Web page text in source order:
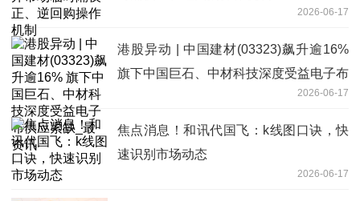
2026-06-17
港股异动 | 中国建材(03323)飙升逾16%
旗下中国巨石、中材科技深度受益电子布
2026-06-17
焦点消息！和讯代国飞：k线图口诀，快
速识别市场动态
2026-06-17